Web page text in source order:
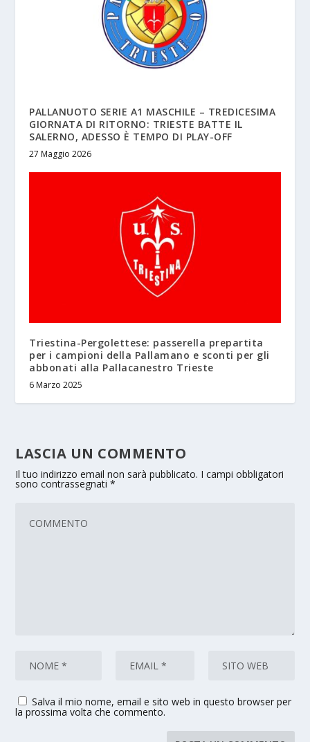
PALLANUOTO SERIE A1 MASCHILE – TREDICESIMA
GIORNATA DI RITORNO: TRIESTE BATTE IL
SALERNO, ADESSO È TEMPO DI PLAY-OFF
27 Maggio 2026
Triestina-Pergolettese: passerella prepartita
per i campioni della Pallamano e sconti per gli
abbonati alla Pallacanestro Trieste
6 Marzo 2025
LASCIA UN COMMENTO
Il tuo indirizzo email non sarà pubblicato. I campi obbligatori
sono contrassegnati*
Salva il mio nome, email e sito web in questo browser per
la prossima volta che commento.